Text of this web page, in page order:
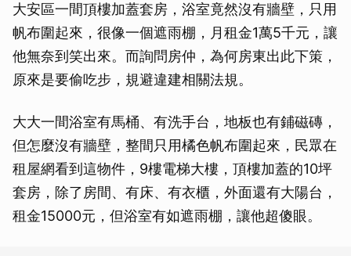
大安區一間頂樓加蓋套房，浴室竟然沒有牆壁，只用
帆布圍起來，很像一個遮雨棚，月租金1萬5千元，讓
他無奈到笑出來。而詢問房仲，為何房東出此下策，
原來是要偷吃步，規避違建相關法規。
大大一間浴室有馬桶、有洗手台，地板也有鋪磁磚，
但怎麼沒有牆壁，整間只用橘色帆布圍起來，民眾在
租屋網看到這物件，9樓電梯大樓，頂樓加蓋的10坪
套房，除了房間、有床、有衣櫃，外面還有大陽台，
租金15000元，但浴室有如遮雨棚，讓他超傻眼。